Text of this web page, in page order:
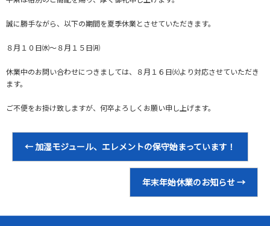
誠に勝手ながら、以下の期間を夏季休業とさせていただきます。
８月１０日㈬～８月１５日㈪
休業中のお問い合わせにつきましては、８月１６日㈫より対応させていただき
ます。
ご不便をお掛け致しますが、何卒よろしくお願い申し上げます。
← 加湿モジュール、エレメントの保守始まっています！
年末年始休業のお知らせ→